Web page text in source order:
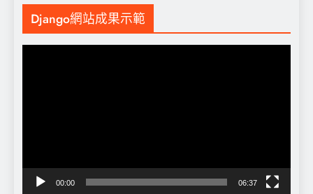
Django網站成果示範
00:00 06:37